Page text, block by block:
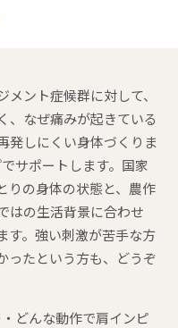
ント症候群に対して、
、なぜ痛みが起きている
発しにくい身体づくりま
サポートします。国家
りの身体の状態と、農作
はの生活背景に合わせ
す。強い刺激が苦手な方
ったという方も、どうぞ
どんな動作で肩インピ